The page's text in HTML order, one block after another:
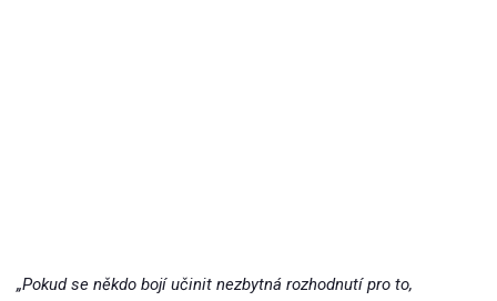
„Pokud se někdo bojí učinit nezbytná rozhodnutí pro to,